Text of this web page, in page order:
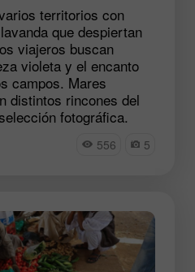
territorios con
que despiertan
viajeros buscan
violeta y el encanto
campos. Mares
distintos rincones del
fotográfica.
556 5